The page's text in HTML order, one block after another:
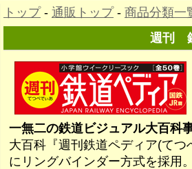
トップ- 通販トップ- 商品分類一
週刊
一無二の鉄道ビジュアル大百科
大百科『週刊鉄道ペディア(て
にリングバインダー方式を採用